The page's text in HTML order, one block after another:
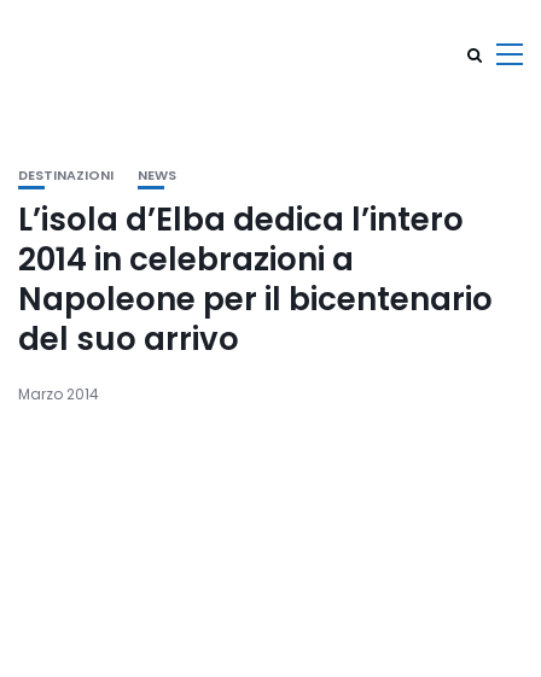
DESTINAZIONI NEWS
L’isola d’Elba dedica l’intero
2014 in celebrazioni a
Napoleone per il bicentenario
del suo arrivo
Marzo 2014